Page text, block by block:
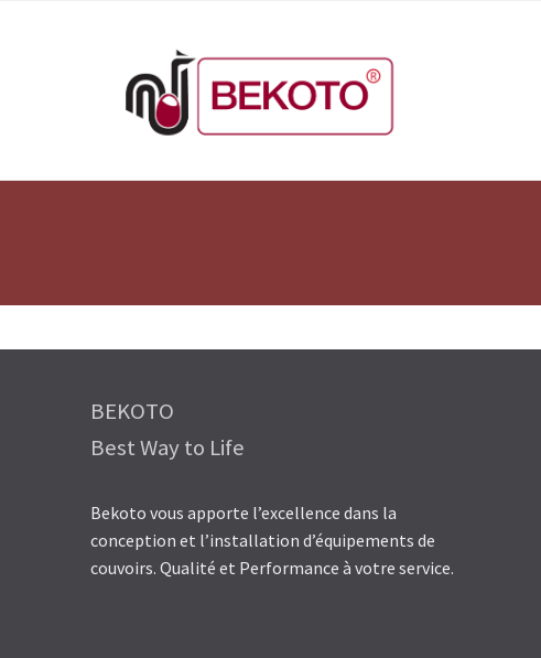
BEKOTO
Best Way to Life
Bekoto vous apporte l’excellence dans la
conception et l’installation d’équipements de
couvoirs. Qualité et Performance à votre service.